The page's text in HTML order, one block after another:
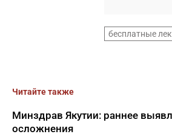
бесплатные
Читайте также
Минздрав Якутии: раннее
осложнения